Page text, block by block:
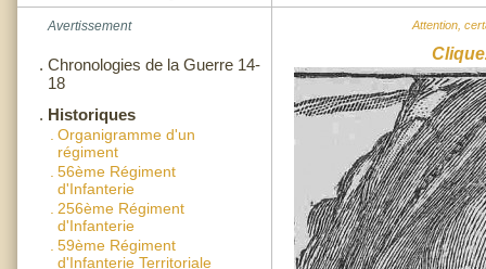
Avertissement
. Chronologies de la Guerre 14-
18
. Historiques
Organigramme d'un
régiment
56ème Régiment
d'Infanterie
256ème Régiment
d'Infanterie
59ème Régiment
d'Infanterie Territoriale
Attention,